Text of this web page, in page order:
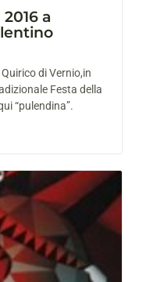
a
di Vernio,in
Festa della
“pulendina”.